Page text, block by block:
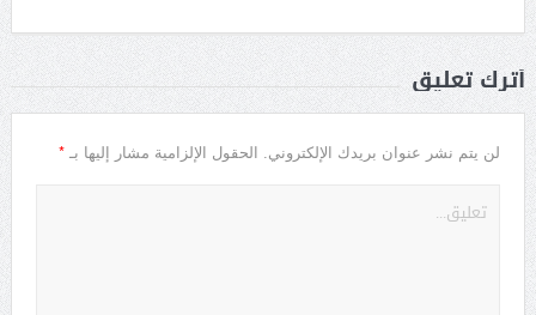
أترك تعليق
لن يتم نشر عنوان بريدك الإلكتروني. الحقول الإلزامية مشار إليها بـ *